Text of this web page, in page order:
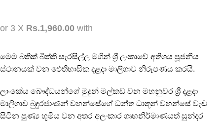
or 3 X Rs.1,960.00 with
මෙම බතික් බිත්ති සැරසිල්ල මගින් ශ්‍රී ලංකාවේ අතිශය පූජනීය
ස්ථානයක් වන ඓතිහාසික දළදා මාලිගාව නිරූපණය කරයි.
ලාංකේය බෞද්ධයන්ගේ මුදුන් මල්කඩ වන මහනුවර ශ්‍රී දළදා
මාලිගාව බුදුරජාණන් වහන්සේගේ ධන්ත ධාතූන් වහන්සේ වැඩ
සිටින පුණ්‍ය භූමිය වන අතර අලංකාර ගෘහනිර්මාණයත් සුන්දර